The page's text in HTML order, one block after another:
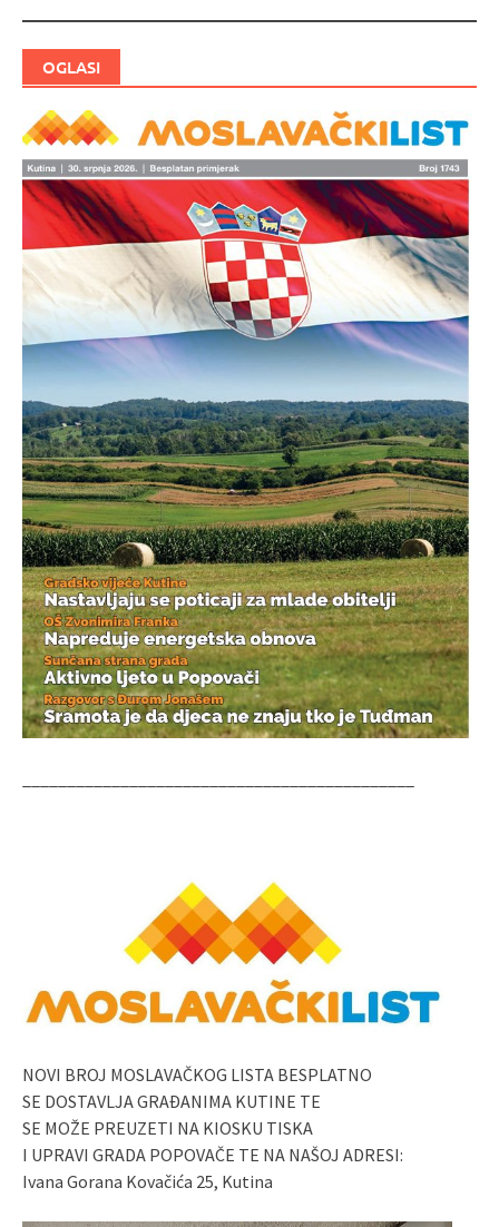
OGLASI
NOVI BROJ MOSLAVAČKOG LISTA BESPLATNO
SE DOSTAVLJA GRAĐANIMA KUTINE TE
SE MOŽE PREUZETI NA KIOSKU TISKA
I UPRAVI GRADA POPOVAČE TE NA NAŠOJ ADRESI:
Ivana Gorana Kovačića 25, Kutina